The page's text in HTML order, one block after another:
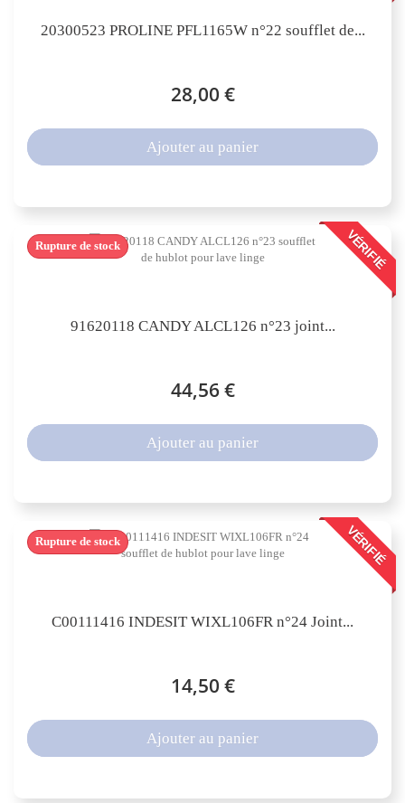
20300523 PROLINE PFL1165W n°22 soufflet de...
28,00 €
Ajouter au panier
VÉRIFIÉ
91620118 CANDY ALCL126 n°23 joint...
44,56 €
Rupture de stock
Ajouter au panier
VÉRIFIÉ
C00111416 INDESIT WIXL106FR n°24 Joint...
14,50 €
Rupture de stock
Ajouter au panier